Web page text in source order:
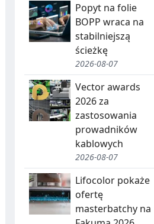
Popyt na folie
BOPP wraca na
stabilniejszą
ścieżkę
2026-08-07
Vector awards
2026 za
zastosowania
prowadników
kablowych
2026-08-07
Lifocolor pokaże
ofertę
masterbatchy na